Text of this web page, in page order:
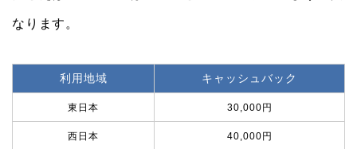
なります。
利用地域 キャッシュバック
東日本 30,000円
西日本 40,000円